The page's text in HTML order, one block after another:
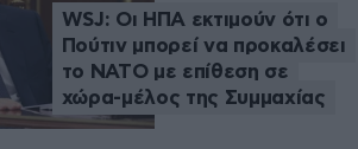
WSJ: Οι ΗΠΑ εκτιμούν ότι ο
Πούτιν μπορεί να προκαλέσει
το ΝΑΤΟ με επίθεση σε
χώρα-μέλος της Συμμαχίας